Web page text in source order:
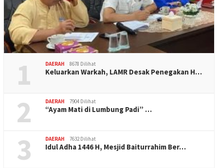
1 DAERAH 8678 Dilihat
Keluarkan Warkah, LAMR Desak Penegakan H…
2 DAERAH 7904 Dilihat
“Ayam Mati di Lumbung Padi” …
3 DAERAH 7632 Dilihat
Idul Adha 1446 H, Mesjid Baiturrahim Ber…